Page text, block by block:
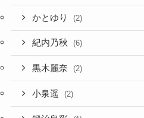
かとゆり (2)
紀内乃秋 (6)
黒木麗奈 (2)
小泉遥 (2)